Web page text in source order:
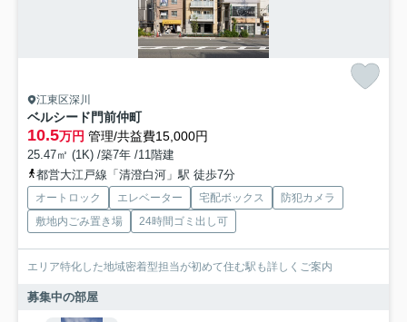
江東区深川
ベルシード門前仲町
10.5万円 管理/共益費15,000円
25.47㎡ (1K) /築7年 /11階建
都営大江戸線「清澄白河」駅 徒歩7分
オートロック エレベーター 宅配ボックス
防犯カメラ
敷地内ごみ置き場
24時間ゴミ出し可
エリア特化した地域密着型担当が初めて住む駅も詳しくご案内
募集中の部屋